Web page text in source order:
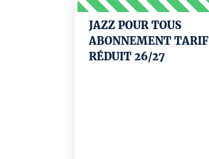
JAZZ POUR TOUS
ABONNEMENT TARIF
RÉDUIT 26/27